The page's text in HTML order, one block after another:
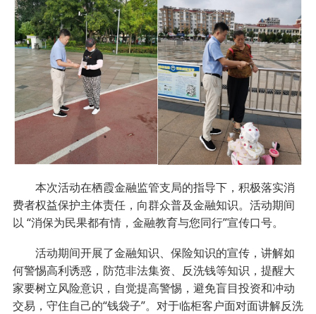
本次活动在栖霞金融监管支局的指导下，积极落实消
费者权益保护主体责任，向群众普及金融知识。活动期间
以 “消保为民果都有情，金融教育与您同行”宣传口号。
活动期间开展了金融知识、保险知识的宣传，讲解如
何警惕高利诱惑，防范非法集资、反洗钱等知识，提醒大
家要树立风险意识，自觉提高警惕，避免盲目投资和冲动
交易，守住自己的“钱袋子”。对于临柜客户面对面讲解反洗